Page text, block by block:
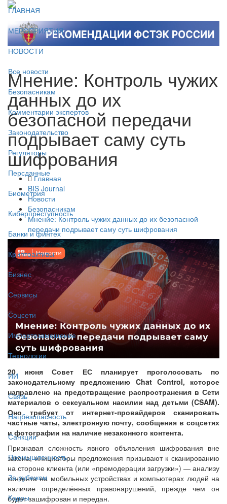
ГЛАВНАЯ
МЕРОПРИЯТИЯ
НОВОСТИ
Все новости
Безопасникам
Комментарии экспертов
Законодательство
Регуляторы
Персданные
Биометрия
Киберпреступность
Банки и финтех
Криптоактивы
Бизнес
Сервисы
Соцсети
Импортозамещение
Технологии
ИИ
Связь
Нацбезопасность
Санкции
Промышленность
За рубежом
Кадры
Мнение: Контроль чужих
данных до их
безопасной передачи
подрывает саму суть
шифрования
Главная
BIS Journal
Новости
Безопасникам
Мнение: Контроль чужих данных до их безопасной
передачи подрывает саму суть шифрования
20 июня Совет ЕС планирует проголосовать по
законодательному предложению Chat Control, которое
направлено на предотвращение распространения в Сети
материалов о сексуальном насилии над детьми (CSAM).
Оно требует от интернет-провайдеров сканировать
частные чаты, электронную почту, сообщения в соцсетях
и фотографии на наличие незаконного контента.
Признавая сложность явного объявления шифрования вне
закона, инициаторы предложения призывают к сканированию
на стороне клиента (или «премодерации загрузки») — анализу
контента на мобильных устройствах и компьютерах людей на
наличие определённых правонарушений, прежде чем он
будет зашифрован и передан.